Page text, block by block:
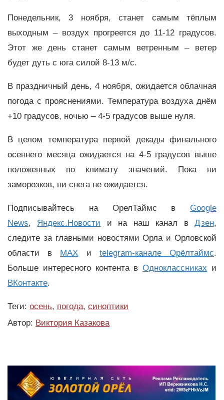
Понедельник, 3 ноября, станет самым тёплым
выходным – воздух прогреется до 11-12 градусов.
Этот же день станет самым ветренным – ветер
будет дуть с юга силой 8-13 м/с.
В праздничный день, 4 ноября, ожидается облачная
погода с прояснениями. Температура воздуха днём
+10 градусов, ночью – 4-5 градусов выше нуля.
В целом температура первой декады финального
осеннего месяца ожидается на 4-5 градусов выше
положенных по климату значений. Пока ни
заморозков, ни снега не ожидается.
Подписывайтесь на ОрелТаймс в Google
News, Яндекс.Новости и на наш канал вДзен,
следите за главными новостями Орла и Орловской
области в MAX и telegram-канале Орёлтаймс.
Больше интересного контента вОдноклассниках и
ВКонтакте.
Теги: осень, погода, синоптики
Автор: Виктория Казакова